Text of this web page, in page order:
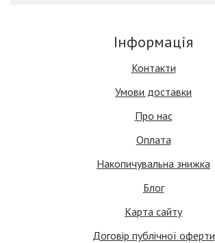
Інформація
Контакти
Умови доставки
Про нас
Оплата
Накопичувальна знижка
Блог
Карта сайту
Договір публічної оферти